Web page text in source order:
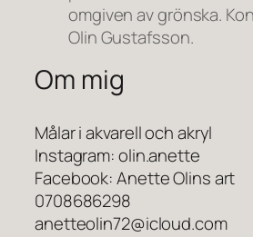
omgiven av grönska.
Olin Gustafsson.
Om mig
Målar i akvarell och akryl
Instagram: olin.anette
Facebook: Anette Olins art
0708686298
anetteolin72@icloud.com